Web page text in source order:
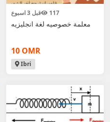
قبل 3 اسبوع 117
معلمة خصوصيه لغة انجليزيه
10 OMR
Ibri